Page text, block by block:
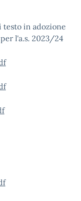
in adozione
l'a.s. 2023/24